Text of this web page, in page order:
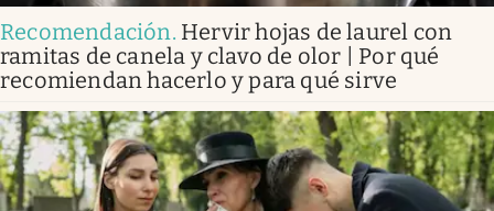
Recomendación. Hervir hojas de laurel con
ramitas de canela y clavo de olor | Por qué
recomiendan hacerlo y para qué sirve